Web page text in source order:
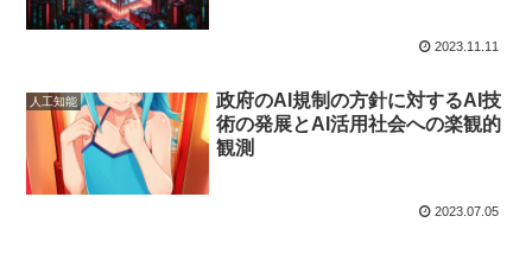
2023.11.11
人工知能
政府のAI規制の方針に対するAI技
術の発展とAI活用社会への楽観的
観測
2023.07.05